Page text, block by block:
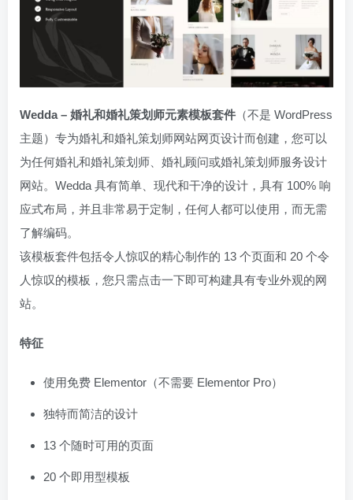
Wedda – 婚礼和婚礼策划师元素模板套件 （不是 WordPress
主题）专为婚礼和婚礼策划师网站网页设计而创建，您可以
为任何婚礼和婚礼策划师、婚礼顾问或婚礼策划师服务设计
网站。Wedda 具有简单、现代和干净的设计，具有 100% 响
应式布局，并且非常易于定制，任何人都可以使用，而无需
了解编码。
该模板套件包括令人惊叹的精心制作的 13 个页面和 20 个令
人惊叹的模板，您只需点击一下即可构建具有专业外观的网
站。
特征
使用免费 Elementor（不需要 Elementor Pro）
独特而简洁的设计
13 个随时可用的页面
20 个即用型模板